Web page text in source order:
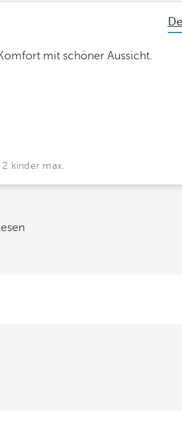
mit schöner Aussicht.
kinder max.